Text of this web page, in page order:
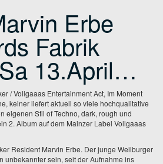
Erbe
Fabrik
13.April…
/ Vollgaaas Entertainment Act, Im Moment
keiner liefert aktuell so viele hochqualitative
eigenen Stil of Techno, dark, rough und
2. Album auf dem Mainzer Label Vollgaaas
Resident Marvin Erbe. Der junge Weilburger
unbekannter sein, seit der Aufnahme ins